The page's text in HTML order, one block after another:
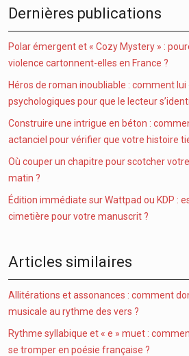
Dernières publications
Polar émergent et « Cozy Mystery » :
violence cartonnent-elles en France ?
Héros de roman inoubliable : comment
psychologiques pour que le lecteur
Construire une intrigue en béton :
actanciel pour vérifier que votre histoire
Où couper un chapitre pour scotcher
matin ?
Édition immédiate sur Wattpad ou KDP :
cimetière pour votre manuscrit ?
Articles similaires
Allitérations et assonances : comment
musicale au rythme des vers ?
Rythme syllabique et « e » muet :
se tromper en poésie française ?